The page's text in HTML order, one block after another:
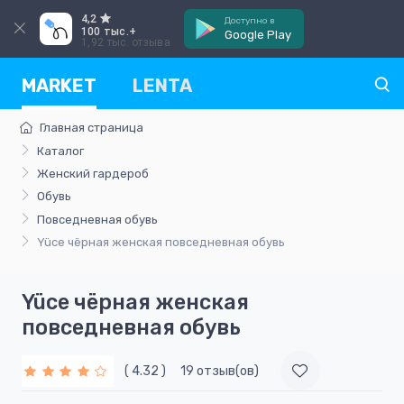
4,2
100 тыс.+
1,92 тыс. отзыва
Доступно в
Google Play
MARKET LENTA
Главная страница
Каталог
Женский гардероб
Обувь
Повседневная обувь
Yüce чёрная женская повседневная обувь
Yüce чёрная женская
повседневная обувь
( 4.32 ) 19 отзыв(ов)